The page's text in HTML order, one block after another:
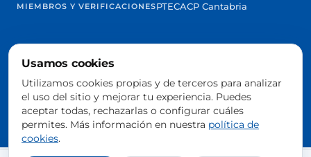
MIEMBROS Y VERIFICACIONESPTECACP Cantabria
@2026 Trowelapp
Aviso legalTérminos y condicionesPrivacidadCookies
Configurar cookies
Hecho con ❤️ desde España
Usamos cookies
Utilizamos cookies propias y de terceros para analizar
el uso del sitio y mejorar tu experiencia. Puedes
aceptar todas, rechazarlas o configurar cuáles
permites. Más información en nuestra política de
cookies.